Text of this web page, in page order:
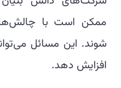
ممکن است با
شوند. این مسائل
افزایش دهد.